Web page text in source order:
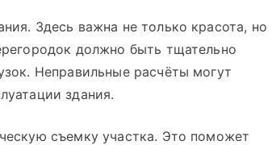
Здесь важна не только красота, но
должно быть тщательно
Неправильные расчёты могут
здания.
съемку участка. Это поможет